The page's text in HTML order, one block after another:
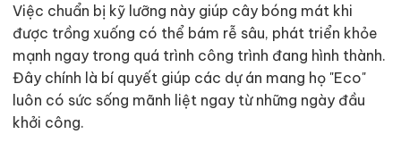
Việc chuẩn bị kỹ lưỡng này giúp cây bóng mát khi
được trồng xuống có thể bám rễ sâu, phát triển khỏe
mạnh ngay trong quá trình công trình đang hình thành.
Đây chính là bí quyết giúp các dự án mang họ "Eco"
luôn có sức sống mãnh liệt ngay từ những ngày đầu
khởi công.